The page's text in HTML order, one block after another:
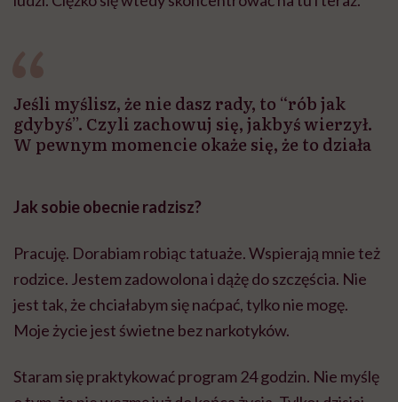
Jeśli myślisz, że nie dasz rady, to “rób jak
gdybyś”. Czyli zachowuj się, jakbyś wierzył.
W pewnym momencie okaże się, że to działa
Jak sobie obecnie radzisz?
Pracuję. Dorabiam robiąc tatuaże. Wspierają mnie też
rodzice. Jestem zadowolona i dążę do szczęścia. Nie
jest tak, że chciałabym się naćpać, tylko nie mogę.
Moje życie jest świetne bez narkotyków.
Staram się praktykować program 24 godzin. Nie myślę